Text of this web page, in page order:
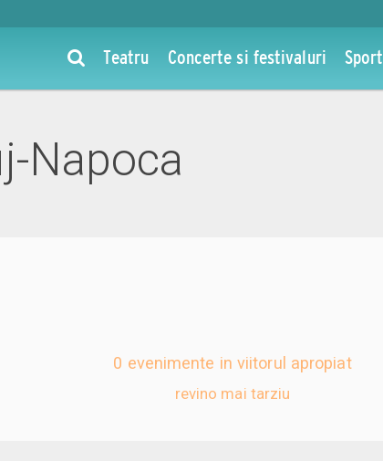
Teatru Concerte si festivaluri Sport
Napoca
0 evenimente in viitorul apropiat
revino mai tarziu